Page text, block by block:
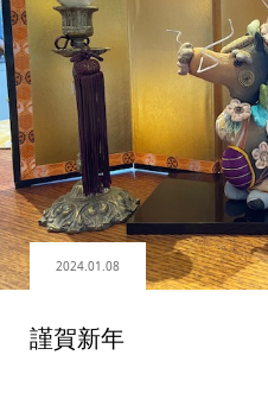
2024.01.08
謹賀新年